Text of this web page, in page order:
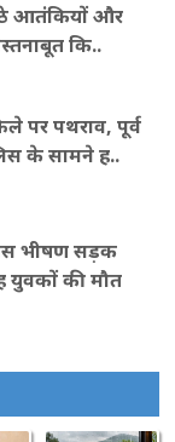
आतंकियों और
कि..
पर पथराव, पूर्व
के सामने ह..
भीषण सड़क
युवकों की मौत